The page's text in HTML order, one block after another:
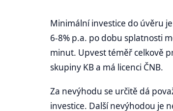
Minimální investice do úvěru
6-8% p.a. po dobu splatnosti
minut. Upvest téměř celkově
skupiny KB a má licenci ČNB.
Za nevýhodu se určitě dá
investice. Další nevýhodou je